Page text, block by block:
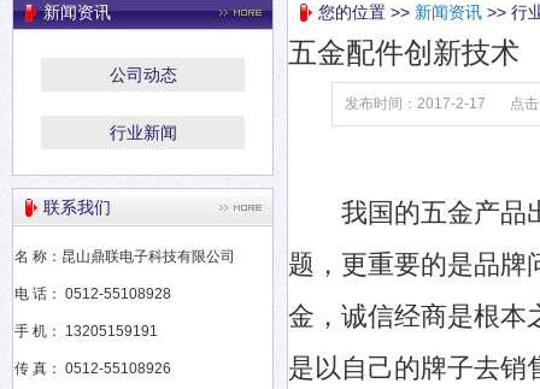
新闻资讯
公司动态
行业新闻
您的位置 >> 新闻资讯 >> 行
五金配件创新技术
发布时间：2017-2-17 点
我国的五金产品出
题，更重要的是品牌
金，诚信经商是根本
是以自己的牌子去销
联系我们
名 称：昆山鼎联电子科技有限公司
电 话： 0512-55108928
手 机： 13205159191
传 真： 0512-55108926